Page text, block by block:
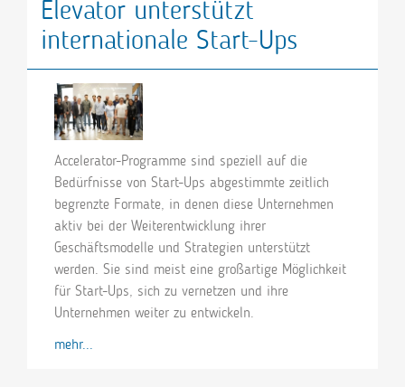
Elevator unterstützt
internationale Start-Ups
Accelerator-Programme sind speziell auf die
Bedürfnisse von Start-Ups abgestimmte zeitlich
begrenzte Formate, in denen diese Unternehmen
aktiv bei der Weiterentwicklung ihrer
Geschäftsmodelle und Strategien unterstützt
werden. Sie sind meist eine großartige Möglichkeit
für Start-Ups, sich zu vernetzen und ihre
Unternehmen weiter zu entwickeln.
mehr...